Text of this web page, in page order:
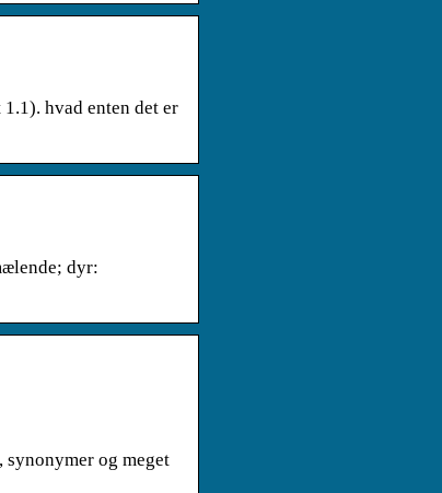
hvad enten det er
dyr:
og meget